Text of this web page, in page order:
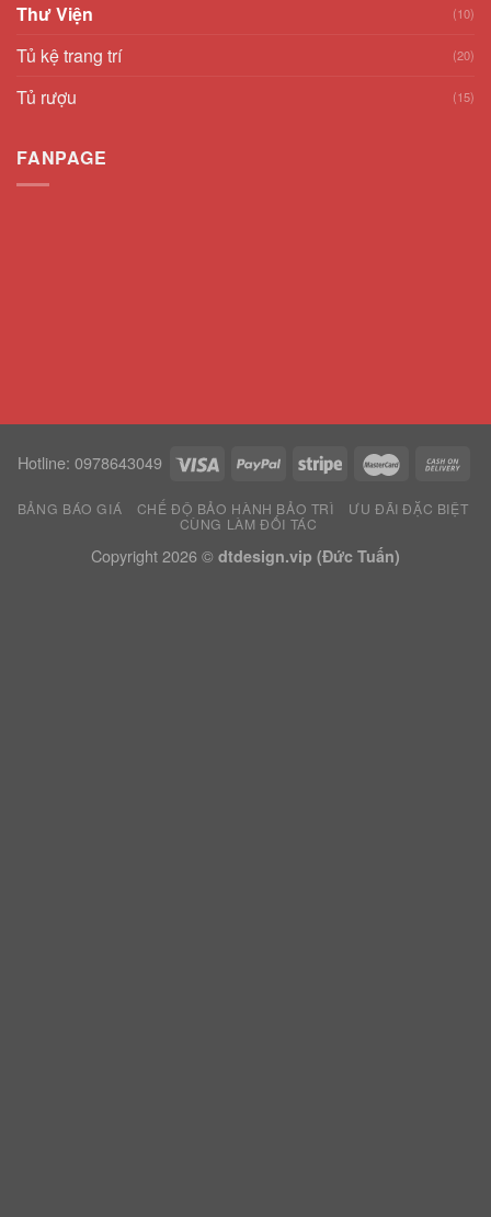
Thư Viện (10)
Tủ kệ trang trí (20)
Tủ rượu (15)
FANPAGE
Hotline: 0978643049
BẢNG BÁO GIÁ CHẾ ĐỘ BẢO HÀNH BẢO TRÌ
ƯU ĐÃI ĐẶC BIỆT
CÙNG LÀM ĐỐI TÁC
Copyright 2026 © dtdesign.vip (Đức Tuấn)